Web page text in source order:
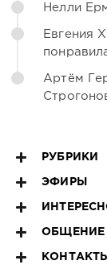
Нелли
Евгения
Артём
РУБРИКИ
ЭФИРЫ
ОБЩЕНИЕ
КОНТАКТЫ